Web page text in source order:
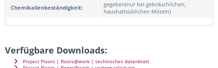
Chemikalienbeständigkeit:
gegeben(nur bei gebräuchlichen,
haushaltsüblichen Mitteln)
Verfügbare Downloads:
Project Floors | floors@work | technisches datenblatt